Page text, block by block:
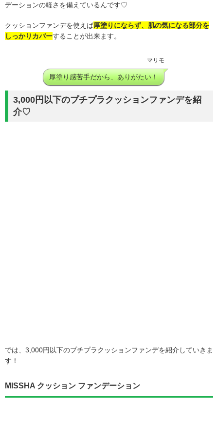
デーションの軽さを備えているんです♡
クッションファンデを使えば厚塗りにならず、肌の気になる部分を
しっかりカバーすることが出来ます。
マリモ
厚塗り感苦手だから、ありがたい！
3,000円以下のプチプラクッションファンデを紹
介♡
では、3,000円以下のプチプラクッションファンデを紹介していきま
す！
MISSHA クッション ファンデーション